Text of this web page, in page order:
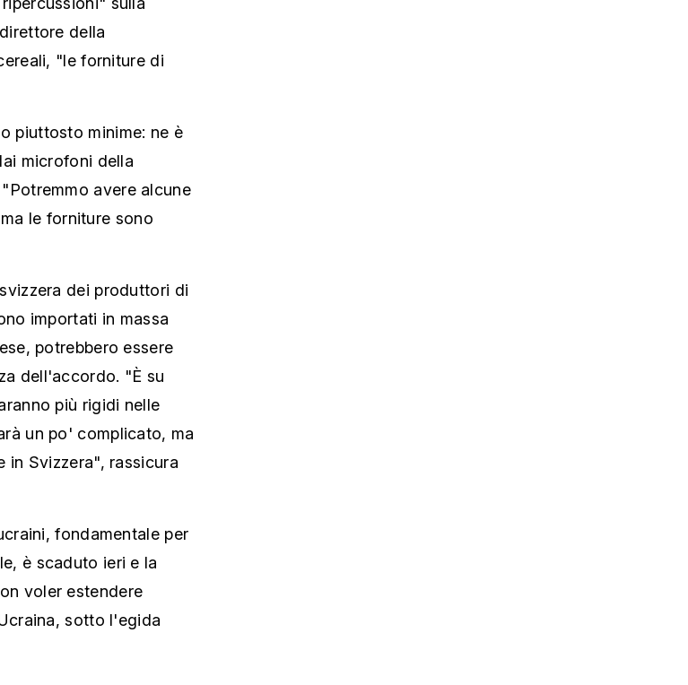
della
"le forniture di
piuttosto minime: ne è
microfoni della
avere alcune
le forniture sono
dei produttori di
importati in massa
potrebbero essere
dell'accordo. "È su
più rigidi nelle
un po' complicato, ma
in Svizzera", rassicura
fondamentale per
è scaduto ieri e la
voler estendere
sotto l'egida